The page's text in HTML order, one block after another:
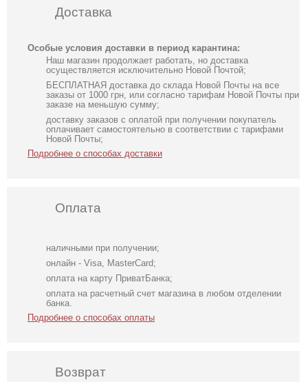
Доставка
Особые условия доставки в период карантина:
Наш магазин продолжает работать, но доставка
осуществляется исключительно Новой Почтой;
БЕСПЛАТНАЯ доставка до склада Новой Почты на все
заказы от 1000 грн, или согласно тарифам Новой Почты при
заказе на меньшую сумму;
доставку заказов с оплатой при получении покупатель
оплачивает самостоятельно в соответствии с тарифами
Новой Почты;
Подробнее о способах доставки
Оплата
наличными при получении;
онлайн - Visa, MasterCard;
оплата на карту ПриватБанка;
оплата на расчетный счет магазина в любом отделении
банка.
Подробнее о способах оплаты
Возврат